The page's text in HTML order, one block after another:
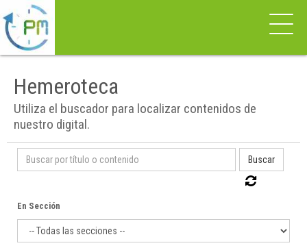
Hemeroteca
Utiliza el buscador para localizar contenidos de
nuestro digital.
Buscar
En Sección